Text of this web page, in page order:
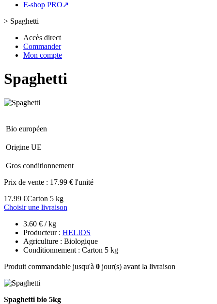
E-shop PRO↗
> Spaghetti
Accès direct
Commander
Mon compte
Spaghetti
Bio européen
Origine UE
Gros conditionnement
Prix de vente : 17.99 € l'unité
17.99 €Carton 5 kg
Choisir une livraison
3.60 € / kg
Producteur : HELIOS
Agriculture : Biologique
Conditionnement : Carton 5 kg
Produit commandable jusqu'à 0 jour(s) avant la livraison
Spaghetti bio 5kg